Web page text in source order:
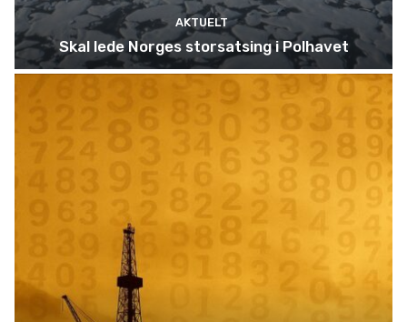
AKTUELT
Skal lede Norges storsatsing i Polhavet